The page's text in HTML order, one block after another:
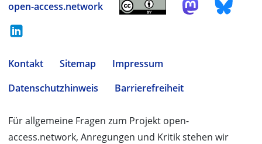
open-access.network
Kontakt Sitemap
Impressum
Datenschutzhinweis
Barrierefreiheit
Für allgemeine Fragen zum Projekt open-
access.network, Anregungen und Kritik stehen wir